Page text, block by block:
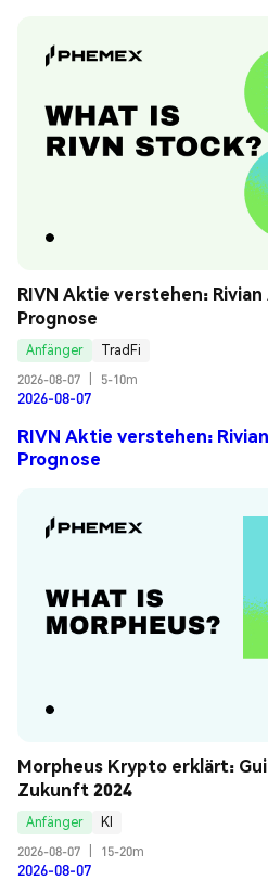
RIVN Aktie verstehen:
Prognose
Anfänger
TradFi
2026-08-07
5-10m
2026-08-07
RIVN Aktie verstehen:
Prognose
Morpheus Krypto erklärt:
Zukunft 2024
Anfänger
KI
2026-08-07
15-20m
2026-08-07